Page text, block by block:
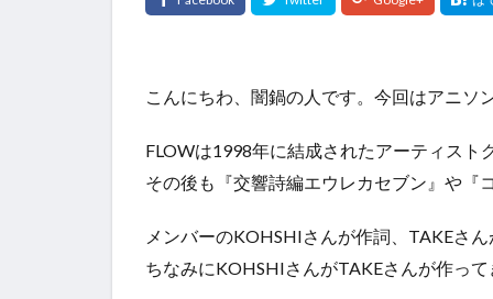
こんにちわ、闇鍋の人です。今回はアニ
FLOWは1998年に結成されたアーティス
その後も『交響詩編エウレカセブン』や
メンバーのKOHSHIさんが作詞、TAKEさ
ちなみにKOHSHIさんがTAKEさんが作っ